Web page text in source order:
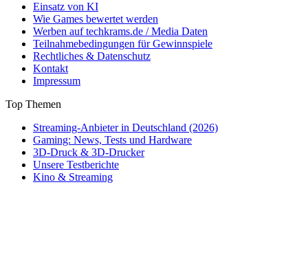
Einsatz von KI
Wie Games bewertet werden
Werben auf techkrams.de / Media Daten
Teilnahmebedingungen für Gewinnspiele
Rechtliches & Datenschutz
Kontakt
Impressum
Top Themen
Streaming-Anbieter in Deutschland (2026)
Gaming: News, Tests und Hardware
3D-Druck & 3D-Drucker
Unsere Testberichte
Kino & Streaming